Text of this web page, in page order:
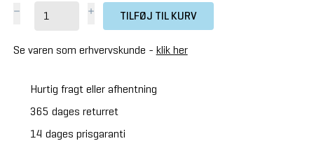
TILFØJ TIL KURV
Se varen som erhvervskunde - klik her
Hurtig fragt eller afhentning
365 dages returret
14 dages prisgaranti